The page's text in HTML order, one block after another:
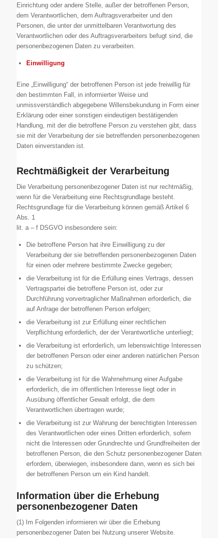
Einrichtung oder andere Stelle, außer der betroffenen Person,
dem Verantwortlichen, dem Auftragsverarbeiter und den
Personen, die unter der unmittelbaren Verantwortung des
Verantwortlichen oder des Auftragsverarbeiters befugt sind, die
personenbezogenen Daten zu verarbeiten.
Einwilligung
Eine „Einwilligung“ der betroffenen Person ist jede freiwillig für
den bestimmten Fall, in informierter Weise und
unmissverständlich abgegebene Willensbekundung in Form einer
Erklärung oder einer sonstigen eindeutigen bestätigenden
Handlung, mit der die betroffene Person zu verstehen gibt, dass
sie mit der Verarbeitung der sie betreffenden personenbezogenen
Daten einverstanden ist.
Rechtmäßigkeit der Verarbeitung
Die Verarbeitung personenbezogener Daten ist nur rechtmäßig,
wenn für die Verarbeitung eine Rechtsgrundlage besteht.
Rechtsgrundlage für die Verarbeitung können gemäß Artikel 6
Abs. 1
lit. a – f DSGVO insbesondere sein:
Die betroffene Person hat ihre Einwilligung zu der
Verarbeitung der sie betreffenden personenbezogenen Daten
für einen oder mehrere bestimmte Zwecke gegeben;
die Verarbeitung ist für die Erfüllung eines Vertrags, dessen
Vertragspartei die betroffene Person ist, oder zur
Durchführung vorvertraglicher Maßnahmen erforderlich, die
auf Anfrage der betroffenen Person erfolgen;
die Verarbeitung ist zur Erfüllung einer rechtlichen
Verpflichtung erforderlich, der der Verantwortliche unterliegt;
die Verarbeitung ist erforderlich, um lebenswichtige Interessen
der betroffenen Person oder einer anderen natürlichen Person
zu schützen;
die Verarbeitung ist für die Wahrnehmung einer Aufgabe
erforderlich, die im öffentlichen Interesse liegt oder in
Ausübung öffentlicher Gewalt erfolgt, die dem
Verantwortlichen übertragen wurde;
die Verarbeitung ist zur Wahrung der berechtigten Interessen
des Verantwortlichen oder eines Dritten erforderlich, sofern
nicht die Interessen oder Grundrechte und Grundfreiheiten der
betroffenen Person, die den Schutz personenbezogener Daten
erfordern, überwiegen, insbesondere dann, wenn es sich bei
der betroffenen Person um ein Kind handelt.
Information über die Erhebung
personenbezogener Daten
(1) Im Folgenden informieren wir über die Erhebung
personenbezogener Daten bei Nutzung unserer Website.